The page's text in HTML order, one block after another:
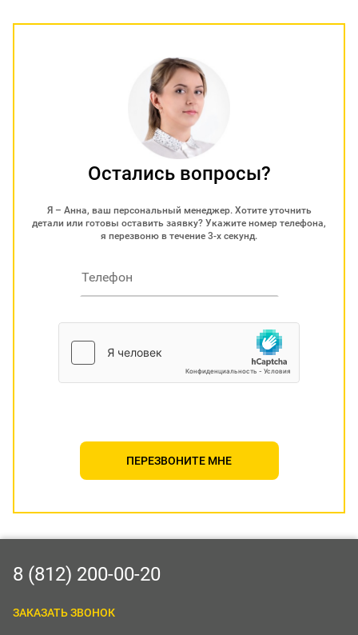
Остались вопросы?
Я – Анна, ваш персональный менеджер. Хотите уточнить
детали или готовы оставить заявку? Укажите номер телефона,
я перезвоню в течение 3-х секунд.
ПЕРЕЗВОНИТЕ МНЕ
8 (812) 200-00-20
ЗАКАЗАТЬ ЗВОНОК